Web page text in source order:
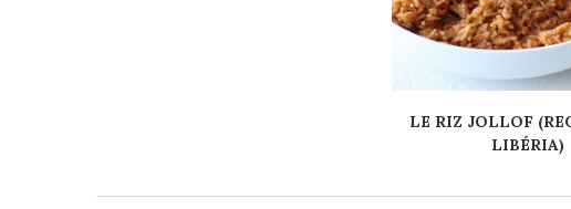
LE RIZ JOLLOF
LIBÉRIA)